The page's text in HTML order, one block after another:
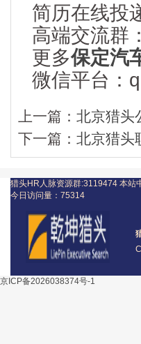
简历在线投
高端交流群
更多保定汽
微信平台：
上一篇： 北京猎头
下一篇： 北京猎头
猎头HR人脉资源群:3119474 本站
今日访问量： 75314
京ICP备2026038374号-1